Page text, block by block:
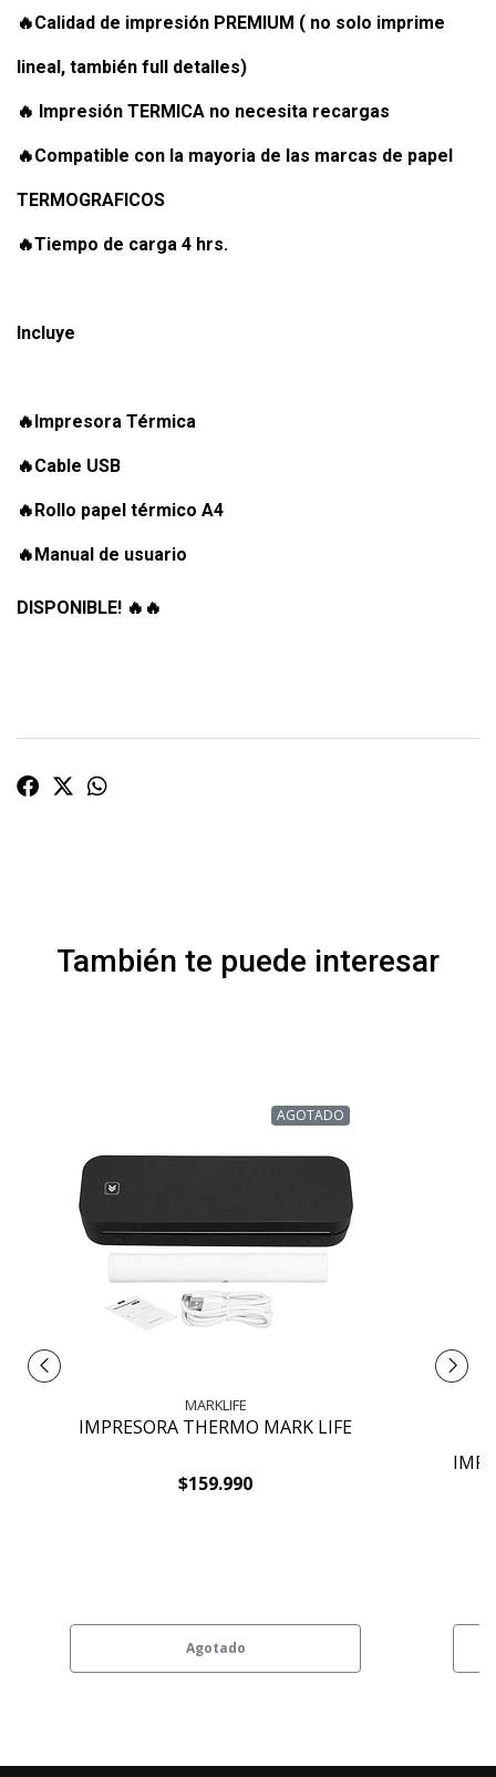
🔥Calidad de impresión PREMIUM ( no solo imprime
lineal, también full detalles)
🔥 Impresión TERMICA no necesita recargas
🔥Compatible con la mayoria de las marcas de papel
TERMOGRAFICOS
🔥Tiempo de carga 4 hrs.
Incluye
🔥Impresora Térmica
🔥Cable USB
🔥Rollo papel térmico A4
🔥Manual de usuario
DISPONIBLE! 🔥🔥
También te puede interesar
AGOTADO
MARKLIFE
IMPRESORA THERMO MARK LIFE
$159.990
Agotado